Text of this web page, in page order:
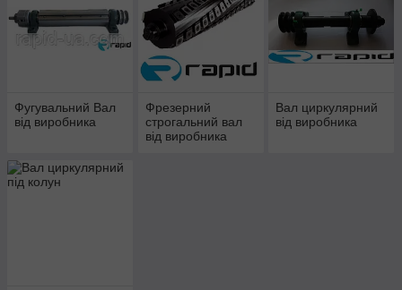
Фугувальний Вал
від виробника
Фрезерний
строгальний вал
від виробника
Вал циркулярний
від виробника